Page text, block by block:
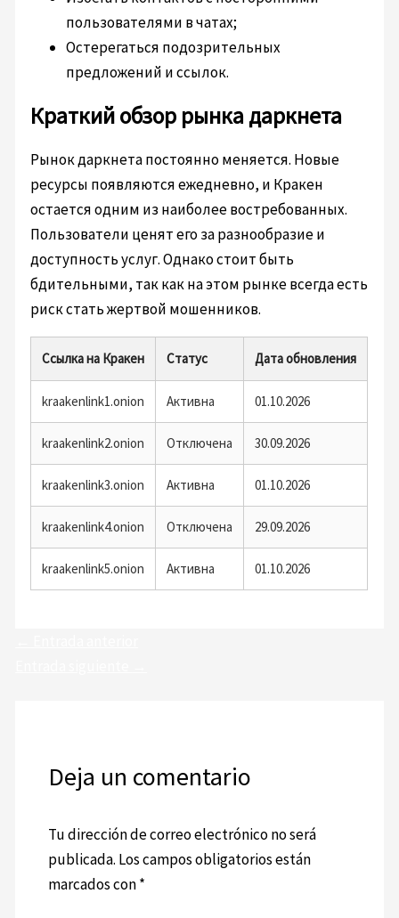
пользователями в чатах;
Остерегаться подозрительных
предложений и ссылок.
Краткий обзор рынка даркнета
Рынок даркнета постоянно меняется. Новые
ресурсы появляются ежедневно, и Кракен
остается одним из наиболее востребованных.
Пользователи ценят его за разнообразие и
доступность услуг. Однако стоит быть
бдительными, так как на этом рынке всегда есть
риск стать жертвой мошенников.
Ссылка на Кракен Статус Дата обновления
kraakenlink1.onion Активна 01.10.2026
kraakenlink2.onion Отключена 30.09.2026
kraakenlink3.onion Активна 01.10.2026
kraakenlink4.onion Отключена 29.09.2026
kraakenlink5.onion Активна 01.10.2026
Deja un comentario
Tu dirección de correo electrónico no será
publicada. Los campos obligatorios están
marcados con*